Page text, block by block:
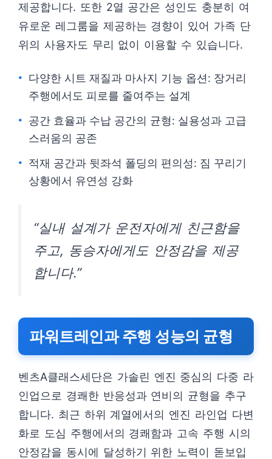
제공합니다. 또한 2열 공간은 성인도 충분히 여
유로운 레그룸을 제공하는 경향이 있어 가족 단
위의 사용자도 무리 없이 이용할 수 있습니다.
다양한 시트 재질과 마사지 기능 옵션: 장거리
주행에서도 피로를 줄여주는 설계
공간 효율과 수납 공간의 균형: 실용성과 고급
스러움의 공존
적재 공간과 뒷좌석 폴딩의 편의성: 짐 꾸리기
상황에서 유연성 강화
“실내 설계가 운전자에게 친근함을
주고, 동승자에게도 안정감을 제공
합니다.”
파워트레인과 주행 성능의 균형
벤츠A클래스세단은 가솔린 엔진 중심의 다중 라
인업으로 경쾌한 반응성과 연비의 균형을 추구
합니다. 최근 하위 계열에서의 엔진 라인업 다변
화로 도심 주행에서의 경쾌함과 고속 주행 시의
안정감을 동시에 달성하기 위한 노력이 돋보입